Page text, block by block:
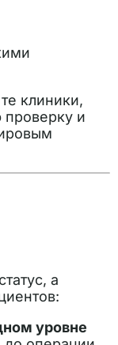
клиники,
и
а
уровне